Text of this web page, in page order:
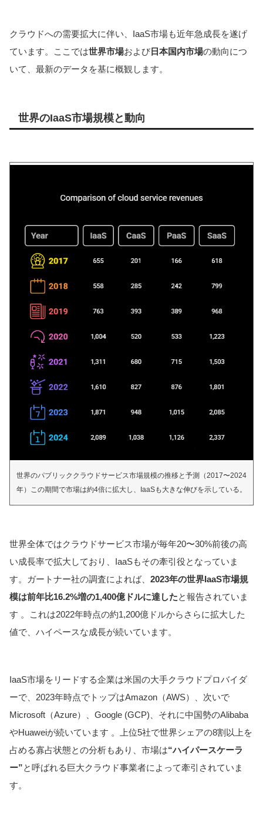
クラウドへの需要拡大に伴い、IaaS市場も近年急成長を遂げ
ています。ここでは世界市場および 日本国内市場の動向につ
いて、最新のデータを基に概観します。
世界のIaaS市場規模と動向
世界のパブリッククラウドサービス市場規模の推移と予測（2017〜2024
年）この期間で市場は約4倍に拡大し、IaaSも大きな伸びを示している。
世界全体ではクラウドサービス市場が毎年20〜30%前後の高
い成長率で拡大しており、IaaSもその牽引役となっていま
す。ガートナー社の調査によれば、 2023年の世界IaaS市場規
模は前年比16.2%増の1,400億ドルに達したと報告されていま
す 。これは2022年時点の約1,200億ドルからさらに拡大した
値で、ハイペースな成長が続いています。
IaaS市場をリードする企業は米国の大手クラウドプロバイダ
ーで、2023年時点でトップはAmazon（AWS）、次いで
Microsoft（Azure）、Google (GCP)、それに中国勢のAlibaba
やHuaweiが続いています 。上位5社で世界シェアの8割以上を
占める寡占状態との分析もあり、市場は“ハイパースケーラ
ー”と呼ばれる巨大クラウド事業者によって牽引されていま
す。